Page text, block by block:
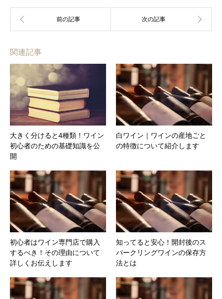
関連記事
大きく分けると4種類！ワイン
初心者のための基礎知識を公
開
白ワイン｜ワインの産地ごと
の特徴について紹介します
初心者はワイン専門店で購入
するべき！その理由について
詳しくお伝えします
知ってると安心！開封後のス
パークリングワインの保存方
法とは